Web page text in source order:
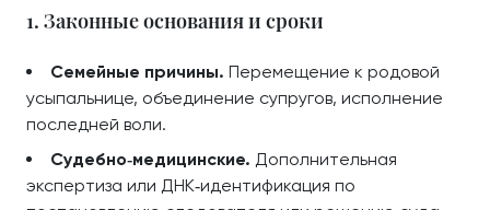
1. Законные основания и сроки
Семейные причины. Перемещение к родовой
усыпальнице, объединение супругов, исполнение
последней воли.
Судебно‑медицинские. Дополнительная
экспертиза или ДНК‑идентификация по